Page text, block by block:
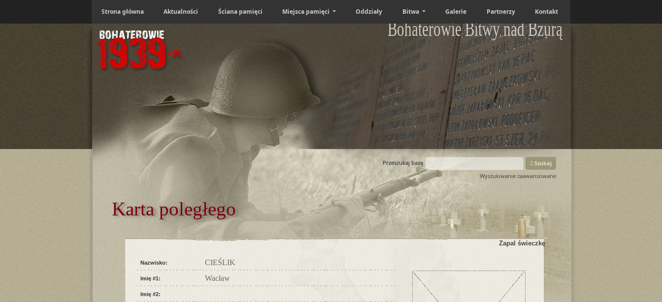
Strona główna Aktualności Ściana pamięci Miejsca pamięci Oddziały Bitwa Galerie Partnerzy Kontakt
Bohaterowie Bitwy nad Bzurą
Przeszukaj bazę
Szukaj
Wyszukiwanie zaawansowane
Karta poległego
Zapal świeczkę
Nazwisko: CIEŚLIK
Imię #1: Wacław
Imię #2: